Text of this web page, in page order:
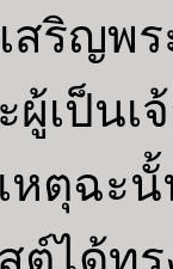
สริญพ
ผู้เป็นเ
ตุฉะ